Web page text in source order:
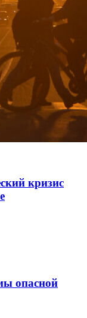
кризис
опасной